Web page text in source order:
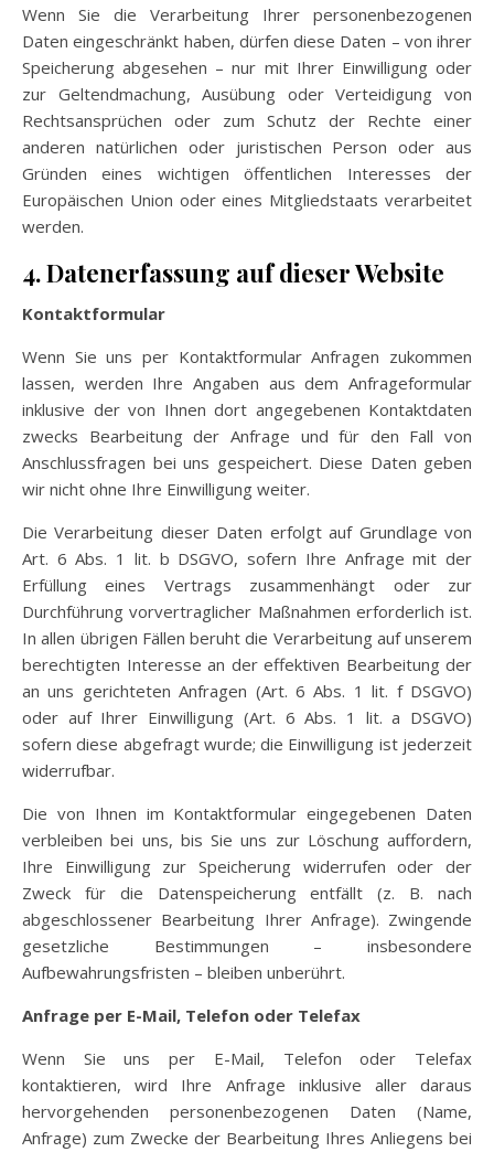
Wenn Sie die Verarbeitung Ihrer personenbezogenen
Daten eingeschränkt haben, dürfen diese Daten – von ihrer
Speicherung abgesehen – nur mit Ihrer Einwilligung oder
zur Geltendmachung, Ausübung oder Verteidigung von
Rechtsansprüchen oder zum Schutz der Rechte einer
anderen natürlichen oder juristischen Person oder aus
Gründen eines wichtigen öffentlichen Interesses der
Europäischen Union oder eines Mitgliedstaats verarbeitet
werden.
4. Datenerfassung auf dieser Website
Kontaktformular
Wenn Sie uns per Kontaktformular Anfragen zukommen
lassen, werden Ihre Angaben aus dem Anfrageformular
inklusive der von Ihnen dort angegebenen Kontaktdaten
zwecks Bearbeitung der Anfrage und für den Fall von
Anschlussfragen bei uns gespeichert. Diese Daten geben
wir nicht ohne Ihre Einwilligung weiter.
Die Verarbeitung dieser Daten erfolgt auf Grundlage von
Art. 6 Abs. 1 lit. b DSGVO, sofern Ihre Anfrage mit der
Erfüllung eines Vertrags zusammenhängt oder zur
Durchführung vorvertraglicher Maßnahmen erforderlich ist.
In allen übrigen Fällen beruht die Verarbeitung auf unserem
berechtigten Interesse an der effektiven Bearbeitung der
an uns gerichteten Anfragen (Art. 6 Abs. 1 lit. f DSGVO)
oder auf Ihrer Einwilligung (Art. 6 Abs. 1 lit. a DSGVO)
sofern diese abgefragt wurde; die Einwilligung ist jederzeit
widerrufbar.
Die von Ihnen im Kontaktformular eingegebenen Daten
verbleiben bei uns, bis Sie uns zur Löschung auffordern,
Ihre Einwilligung zur Speicherung widerrufen oder der
Zweck für die Datenspeicherung entfällt (z. B. nach
abgeschlossener Bearbeitung Ihrer Anfrage). Zwingende
gesetzliche Bestimmungen – insbesondere
Aufbewahrungsfristen – bleiben unberührt.
Anfrage per E-Mail, Telefon oder Telefax
Wenn Sie uns per E-Mail, Telefon oder Telefax
kontaktieren, wird Ihre Anfrage inklusive aller daraus
hervorgehenden personenbezogenen Daten (Name,
Anfrage) zum Zwecke der Bearbeitung Ihres Anliegens bei